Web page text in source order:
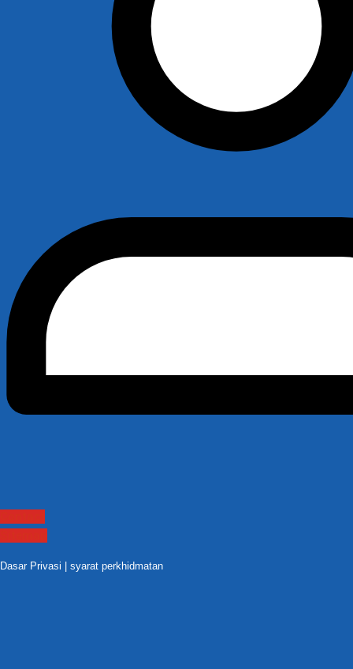
Dasar Privasi syarat perkhidmatan